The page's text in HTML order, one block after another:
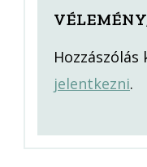
Hozzászólás
jelentkezni.